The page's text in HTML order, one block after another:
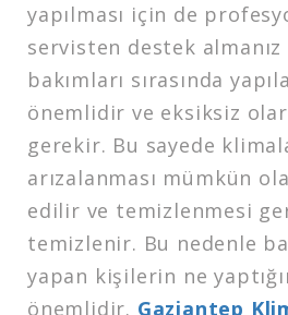
yapılması için de
servisten destek
bakımları sırasında
önemlidir ve eksiksiz
gerekir. Bu sayede
arızalanması mümkün
edilir ve temizlenmesi
temizlenir. Bu nedenle
yapan kişilerin ne
önemlidir. Gaziantep